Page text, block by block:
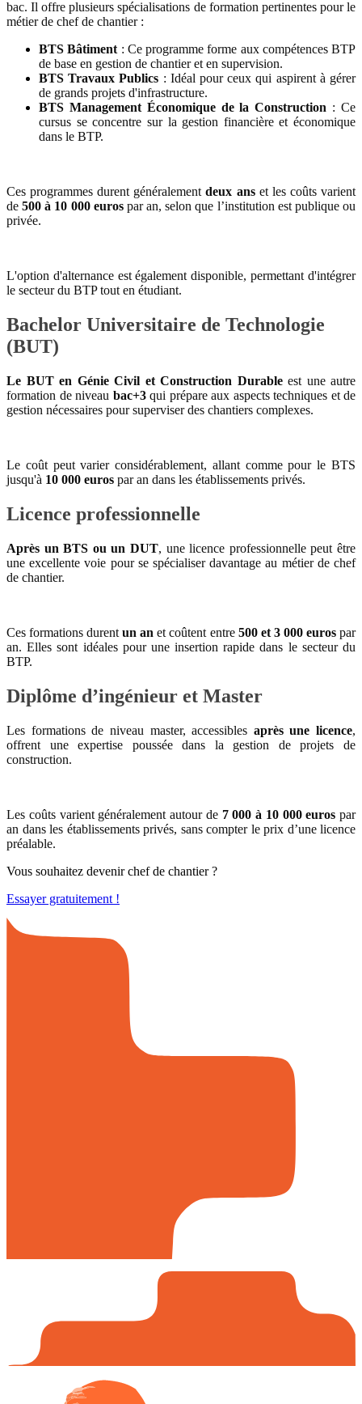
bac. Il offre plusieurs spécialisations de formation pertinentes pour le
métier de chef de chantier :
BTS Bâtiment : Ce programme forme aux compétences BTP
de base en gestion de chantier et en supervision.
BTS Travaux Publics : Idéal pour ceux qui aspirent à gérer
de grands projets d'infrastructure.
BTS Management Économique de la Construction : Ce
cursus se concentre sur la gestion financière et économique
dans le BTP.
Ces programmes durent généralementdeux anset les coûts varient
de500 à 10 000 eurospar an, selon que l’institution est publique ou
privée.
L'option d'alternance est également disponible, permettant d'intégrer
le secteur du BTP tout en étudiant.
Bachelor Universitaire de Technologie
(BUT)
Le BUT en Génie Civil et Construction Durableest une autre
formation de niveau bac+3 qui prépare aux aspects techniques et de
gestion nécessaires pour superviser des chantiers complexes.
Le coût peut varier considérablement, allant comme pour le BTS
jusqu'à 10 000 euros par an dans les établissements privés.
Licence professionnelle
Après un BTS ou un DUT, une licence professionnelle peut être
une excellente voie pour se spécialiser davantage au métier de chef
de chantier.
Ces formations durent un anet coûtent entre 500 et 3 000 eurospar
an. Elles sont idéales pour une insertion rapide dans le secteur du
BTP.
Diplôme d’ingénieur et Master
Les formations de niveau master, accessibles après une licence,
offrent une expertise poussée dans la gestion de projets de
construction.
Les coûts varient généralement autour de 7 000 à 10 000 euros par
an dans les établissements privés, sans compter le prix d’une licence
préalable.
Vous souhaitez devenir chef de chantier ?
Essayer gratuitement !